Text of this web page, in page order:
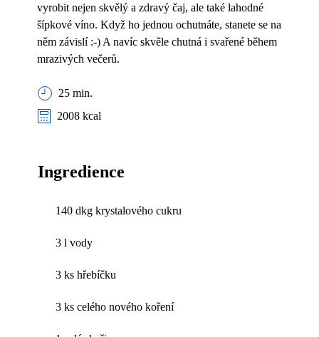
vyrobit nejen skvělý a zdravý čaj, ale také lahodné
šípkové víno. Když ho jednou ochutnáte, stanete se na
něm závislí :-) A navíc skvěle chutná i svařené během
mrazivých večerů.
25 min.
2008 kcal
Ingredience
140 dkg krystalového cukru
3 l vody
3 ks hřebíčku
3 ks celého nového koření